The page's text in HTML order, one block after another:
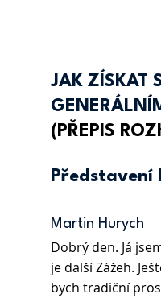
JAK ZÍSKAT
(PŘEPIS
Představení
Martin Hurych
Dobrý den. Já
je další Zážeh.
bych tradiční